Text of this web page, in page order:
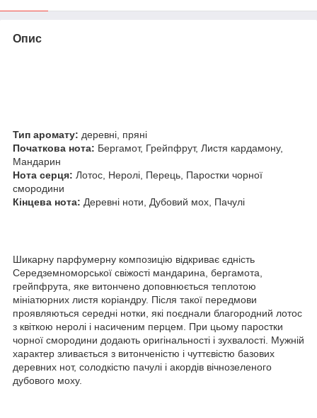
Опис
Тип аромату: деревні, пряні
Початкова нота: Бергамот, Грейпфрут, Листя кардамону,
Мандарин
Нота серця: Лотос, Неролі, Перець, Паростки чорної
смородини
Кінцева нота: Деревні ноти, Дубовий мох, Пачулі
Шикарну парфумерну композицію відкриває єдність
Середземноморської свіжості мандарина, бергамота,
грейпфрута, яке витончено доповнюється теплотою
мініатюрних листя коріандру. Після такої передмови
проявляються середні нотки, які поєднали благородний лотос
з квіткою неролі і насиченим перцем. При цьому паростки
чорної смородини додають оригінальності і зухвалості. Мужній
характер зливається з витонченістю і чуттєвістю базових
деревних нот, солодкістю пачулі і акордів вічнозеленого
дубового моху.